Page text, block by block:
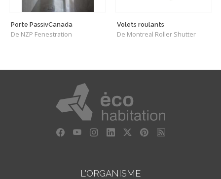
Porte PassivCanada
De NZP Fenestration
Volets roulants
De Montreal Roller Shutter
L'ORGANISME